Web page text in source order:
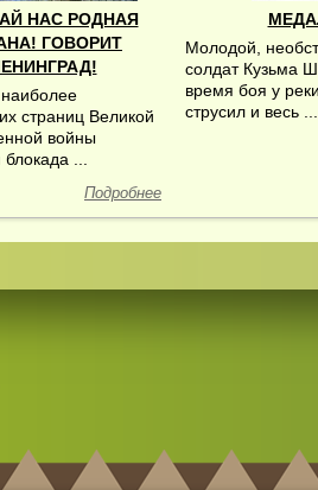
НАС РОДНАЯ
ГОВОРИТ
страниц Великой
войны
...
Подробнее
Молодой,
солдат Кузьма
время боя у
струсил и весь ...